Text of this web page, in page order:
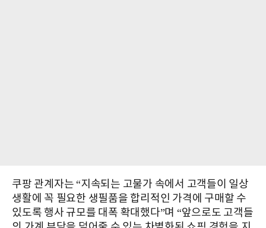
쿠팡 관계자는 “지속되는 고물가 속에서 고객들이 일상
생활에 꼭 필요한 생필품을 합리적인 가격에 구매할 수
있도록 행사 규모를 대폭 확대했다”며 “앞으로도 고객들